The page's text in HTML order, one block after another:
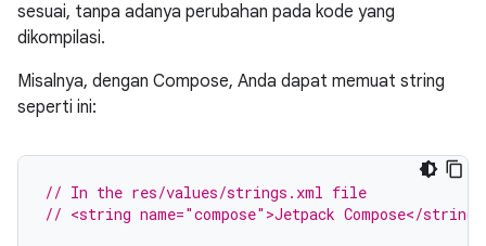
sesuai, tanpa adanya perubahan pada kode yang
dikompilasi.
Misalnya, dengan Compose, Anda dapat memuat string
seperti ini:
// In the res/values/strings.xml file
// <string name="compose">Jetpack Compose</string>